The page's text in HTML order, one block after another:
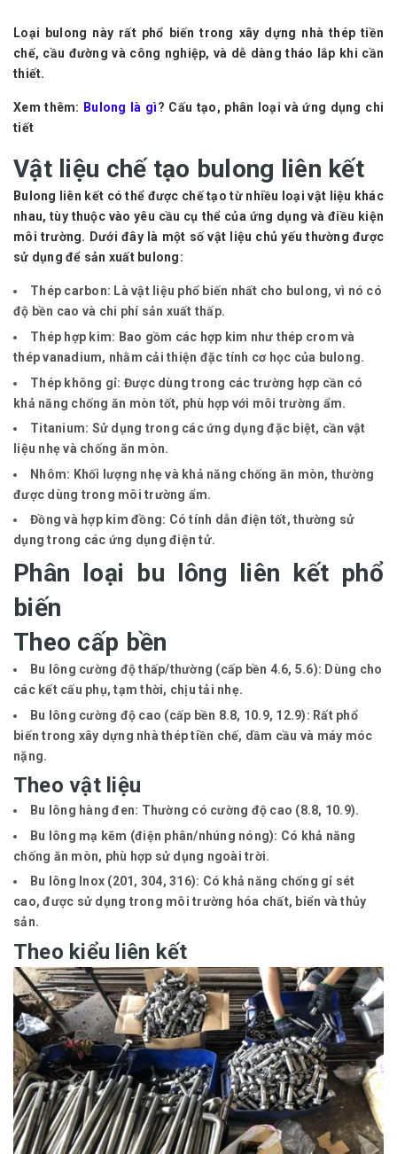
Loại bulong này rất phổ biến trong xây dựng nhà thép tiền
chế, cầu đường và công nghiệp, và dễ dàng tháo lắp khi cần
thiết.
Xem thêm: Bulong là gì? Cấu tạo, phân loại và ứng dụng chi
tiết
Vật liệu chế tạo bulong liên kết
Bulong liên kết có thể được chế tạo từ nhiều loại vật liệu khác
nhau, tùy thuộc vào yêu cầu cụ thể của ứng dụng và điều kiện
môi trường. Dưới đây là một số vật liệu chủ yếu thường được
sử dụng để sản xuất bulong:
Thép carbon: Là vật liệu phổ biến nhất cho bulong, vì nó có
độ bền cao và chi phí sản xuất thấp.
Thép hợp kim: Bao gồm các hợp kim như thép crom và
thép vanadium, nhằm cải thiện đặc tính cơ học của bulong.
Thép không gỉ: Được dùng trong các trường hợp cần có
khả năng chống ăn mòn tốt, phù hợp với môi trường ẩm.
Titanium: Sử dụng trong các ứng dụng đặc biệt, cần vật
liệu nhẹ và chống ăn mòn.
Nhôm: Khối lượng nhẹ và khả năng chống ăn mòn, thường
được dùng trong môi trường ẩm.
Đồng và hợp kim đồng: Có tính dẫn điện tốt, thường sử
dụng trong các ứng dụng điện tử.
Phân loại bu lông liên kết phổ
biến
Theo cấp bền
Bu lông cường độ thấp/thường (cấp bền 4.6, 5.6): Dùng cho
các kết cấu phụ, tạm thời, chịu tải nhẹ.
Bu lông cường độ cao (cấp bền 8.8, 10.9, 12.9): Rất phổ
biến trong xây dựng nhà thép tiền chế, dầm cầu và máy móc
nặng.
Theo vật liệu
Bu lông hàng đen: Thường có cường độ cao (8.8, 10.9).
Bu lông mạ kẽm (điện phân/nhúng nóng): Có khả năng
chống ăn mòn, phù hợp sử dụng ngoài trời.
Bu lông Inox (201, 304, 316): Có khả năng chống gỉ sét
cao, được sử dụng trong môi trường hóa chất, biển và thủy
sản.
Theo kiểu liên kết